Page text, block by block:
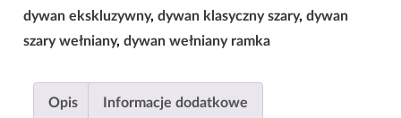
Silver
Wełna
160x230
dywan ekskluzywny, dywan klasyczny szary, dywan
szary wełniany, dywan wełniany ramka
Opis Informacje dodatkowe